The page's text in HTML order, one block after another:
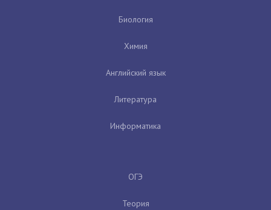
Биология
Химия
Английский язык
Литература
Информатика
ОГЭ
Теория